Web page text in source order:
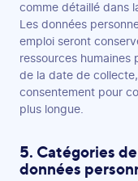
comme détaillé dans
Les données
emploi seront
ressources humaines
de la date de
consentement pour
plus longue.
5. Catégories
données